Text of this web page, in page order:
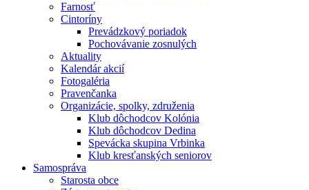
Farnosť
Cintoríny
Prevádzkový poriadok
Pochovávanie zosnulých
Aktuality
Kalendár akcií
Fotogaléria
Pravenčanka
Organizácie, spolky, združenia
Klub dôchodcov Kolónia
Klub dôchodcov Dedina
Spevácka skupina Vrbinka
Klub kresťanských seniorov
Samospráva
Starosta obce